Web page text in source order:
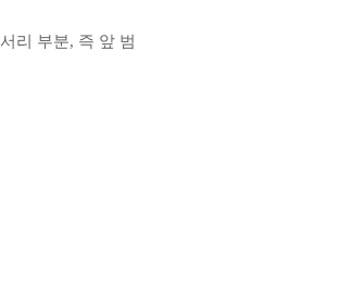
리 부분, 즉 앞 범